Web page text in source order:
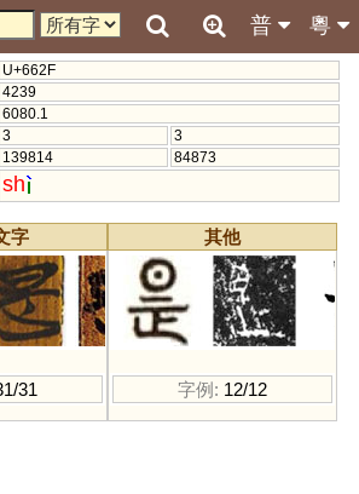
粵
普
U+662F
4239
6080.1
3
3
139814
84873
sh
字
31
其他
字例: 12/12